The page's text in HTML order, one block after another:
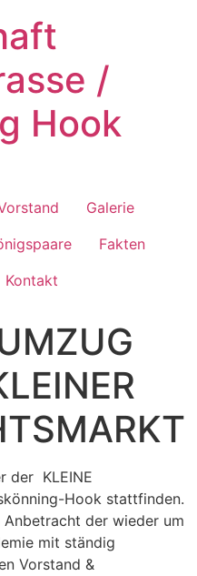
/
Hook
Galerie
Fakten
Kontakt
der KLEINE
Hook stattfinden.
der wieder um
mit ständig
Vorstand &